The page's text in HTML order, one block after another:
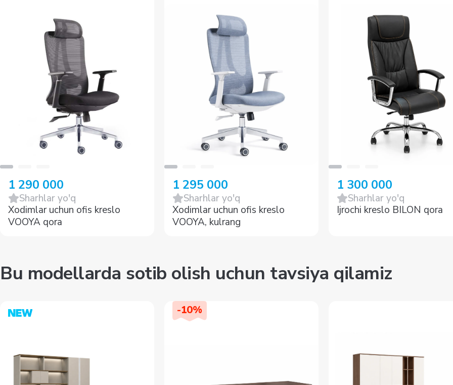
1 290 000
Sharhlar yo'q
Xodimlar uchun ofis kreslo
VOOYA qora
1 295 000
Sharhlar yo'q
Xodimlar uchun ofis kreslo
VOOYA, kulrang
1 300 000
Sharhlar yo'q
Ijrochi kreslo BILON qora
Bu modellarda sotib olish uchun tavsiya qilamiz
-10%